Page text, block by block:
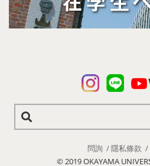
問詢 隱私條款
© 2019 OKAYAMA